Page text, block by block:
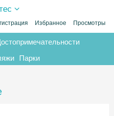
Избранное Просмотры
Парки